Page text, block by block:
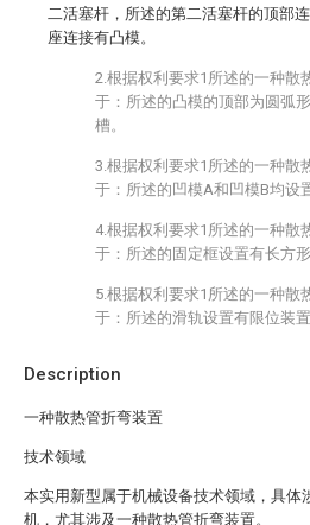
Description
一种散热管折弯装置
技术领域
本实用新型属于机械设备技术领域，具体
机，尤其涉及一种散热管折弯装置。
二活塞杆，所述的第二活塞杆的顶部
座连接有凸模。
2.根据权利要求1所述的一种散
于：所述的凸模的顶部为圆弧
槽。
3.根据权利要求1所述的一种散
于：所述的凹模A和凹模B均设
4.根据权利要求1所述的一种散
于：所述的固定框设置有长方形
5.根据权利要求1所述的一种散
于：所述的滑轨设置有限位装置